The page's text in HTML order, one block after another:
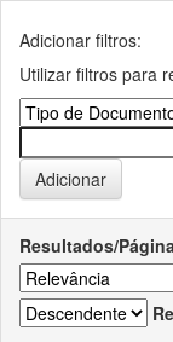
Adicionar filtros:
Utilizar filtros para
Resultados/Página